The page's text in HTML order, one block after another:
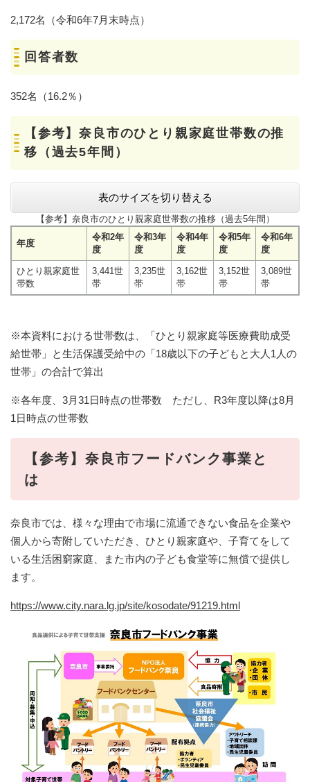
2,172名（令和6年7月末時点）
回答者数
​352名（16.2％）
【参考】奈良市のひとり親家庭世帯数の推
移（過去5年間）
表のサイズを切り替える
【参考】奈良市のひとり親家庭世帯数の推移（過去5年間）
年度
令和2年
度
令和3年
度
令和4年
度
令和5年
度
令和6年
度
ひとり親家庭世
帯数
3,441世
帯
3,235世
帯
3,162世
帯
3,152世
帯
3,089世
帯
※本資料における世帯数は、「ひとり親家庭等医療費助成受
給世帯」と生活保護受給中の「18歳以下の子どもと大人1人の
世帯」の合計で算出
※各年度、3月31日時点の世帯数 ただし、R3年度以降は8月
1日時点の世帯数
【参考】奈良市フードバンク事業と
は
奈良市では、様々な理由で市場に流通できない食品を企業や
個人から寄附していただき、ひとり親家庭や、子育てをして
いる生活困窮家庭、また市内の子ども食堂等に無償で提供し
ます。​
https://www.city.nara.lg.jp/site/kosodate/91219.html